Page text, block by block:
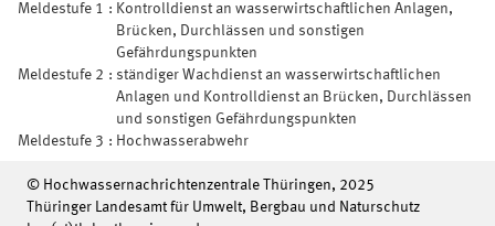
Meldestufe 1 : Kontrolldienst an wasserwirtschaftlichen Anlagen,
Brücken, Durchlässen und sonstigen
Gefährdungspunkten
Meldestufe 2 : ständiger Wachdienst an wasserwirtschaftlichen
Anlagen und Kontrolldienst an Brücken, Durchlässen
und sonstigen Gefährdungspunkten
Meldestufe 3 : Hochwasserabwehr
© Hochwassernachrichtenzentrale Thüringen, 2025
Thüringer Landesamt für Umwelt, Bergbau und Naturschutz